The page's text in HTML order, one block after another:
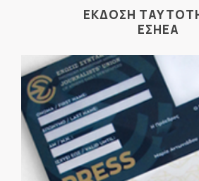
ΕΚΔΟΣΗ
ΕΣΗΕΑ